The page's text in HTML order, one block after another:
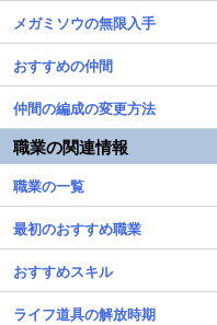
メガミソウの無限入手
おすすめの仲間
仲間の編成の変更方法
職業の関連情報
職業の一覧
最初のおすすめ職業
おすすめスキル
ライフ道具の解放時期